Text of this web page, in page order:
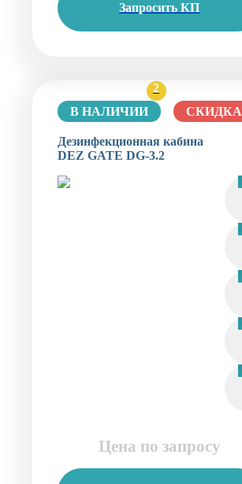
Запросить КП
В НАЛИЧИИ СКИДКА
Дезинфекционная кабина
DEZ GATE DG-3.2
Цена по запросу
2